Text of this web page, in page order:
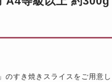
のすき焼きスライスをご用意